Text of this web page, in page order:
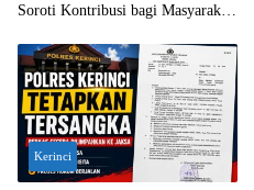
Soroti Kontribusi bagi Masyarakat
Kerinci